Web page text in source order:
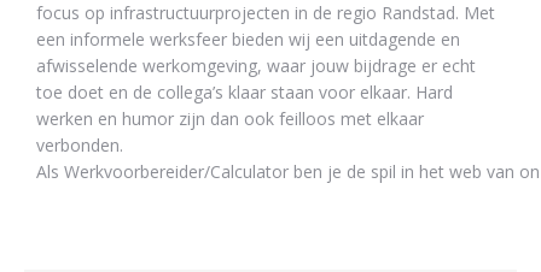
focus op infrastructuurprojecten in de regio Randstad. Met
een informele werksfeer bieden wij een uitdagende en
afwisselende werkomgeving, waar jouw bijdrage er echt
toe doet en de collega’s klaar staan voor elkaar. Hard
werken en humor zijn dan ook feilloos met elkaar
verbonden.
Als Werkvoorbereider/Calculator ben je de spil in het web van